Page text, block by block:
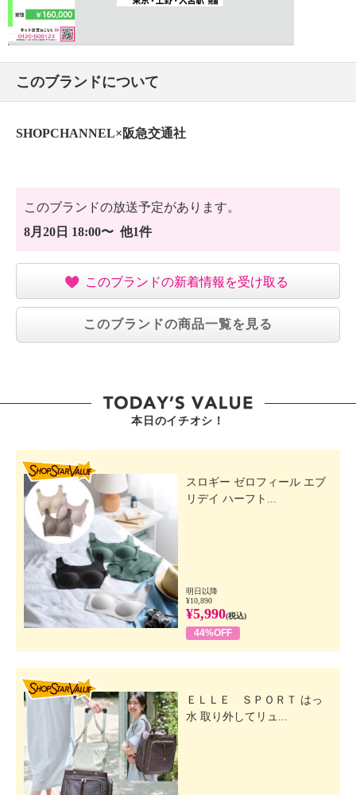
・ご旅行に際してのご案内・ご注意（人数分）
・国内旅行傷害保険（任意）のご案内（人数分）
・国内旅行傷害保険重要事項説明書（人数分）
・重要なご案内レター（人数分）
・書類送付のご案内レター
い。
となり、
・バス座席は相席となる場合がございます。
・ご予約後に詳しい旅行条件を説明した書面をお渡し
いたしますので、
観光庁長官登録旅行業第１８４７号
東京都知事登録旅行業第３−８１８９号
〒１３５‐００１６ 東京都江東区東陽七丁目２番１
８号
このブランドについて
SHOPCHANNEL×阪急交通社
このブランドの放送予定があります。
8月20日 18:00〜 他1件
このブランドの新着情報を受け取る
このブランドの商品一覧を見る
本日のイチオシ！
スロギー ゼロフィール エブ
リデイ ハーフト...
明日以降
¥10,890
¥5,990(税込)
44%OFF
ＥＬＬＥ ＳＰＯＲＴ はっ
水 取り外してリュ...